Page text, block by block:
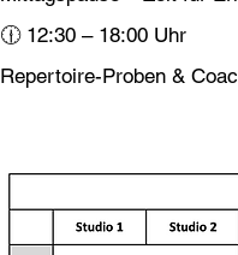
🕧 12:30 – 18:00 Uhr
Repertoire-Proben &